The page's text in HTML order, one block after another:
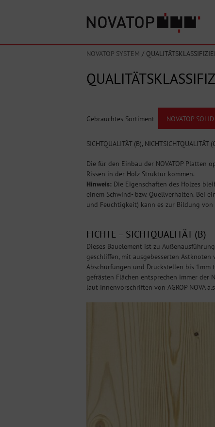
NOVATOP SYSTEM /
Gebrauchtes Sortiment NOVATOP SOLID
SICHTQUALITÄT (B), NICHTSICHTQUALITÄT
Die für den Einbau der NOVATOP
Rissen in der Holz Struktur kommen.
Hinweis: Die Eigenschaften des Holzes
einem Schwind- bzw. Quellverhalten. Bei
und Feuchtigkeit) kann es zur Bildung von
FICHTE – SICHTQUALITÄT (B)
Dieses Bauelement ist zu
geschliffen, mit ausgebesserten
Abschürfungen und Druckstellen bis 1mm
gefrästen Flächen entsprechen immer
laut Innenvorschriften von AGROP NOVA